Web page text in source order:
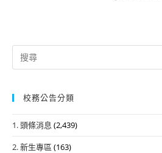
Search
for:
校務公告分類
1. 頭條消息 (2,439)
2. 新生專區 (163)